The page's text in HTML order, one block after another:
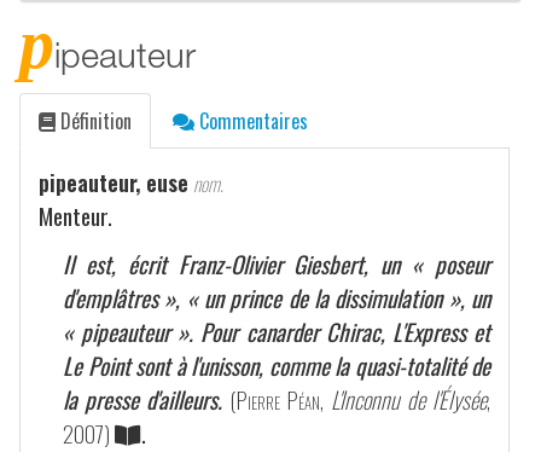
pipeauteur
Définition Commentaires
pipeauteur, euse nom.
Menteur.
Il est, écrit Franz-Olivier Giesbert, un « poseur
d'emplâtres », « un prince de la dissimulation », un
« pipeauteur ». Pour canarder Chirac, L'Express et
Le Point sont à l'unisson, comme la quasi-totalité de
la presse d'ailleurs. (Pierre Péan, L'Inconnu de l'Élysée,
2007)
.